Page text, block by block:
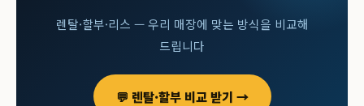
렌탈·할부·리스 — 우리 매장에 맞는 방식을 비교해
드립니다
💬 렌탈·할부 비교 받기 →